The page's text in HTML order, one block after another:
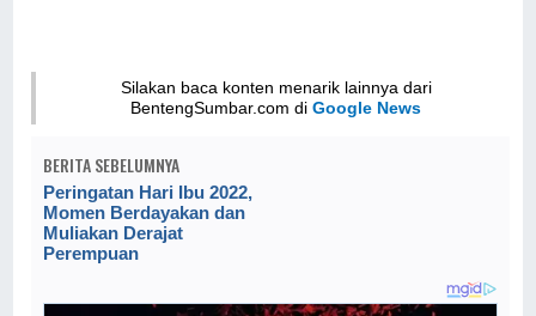
Silakan baca konten menarik lainnya dari
BentengSumbar.com diGoogle News
BERITA SEBELUMNYA
Peringatan Hari Ibu 2022,
Momen Berdayakan dan
Muliakan Derajat
Perempuan